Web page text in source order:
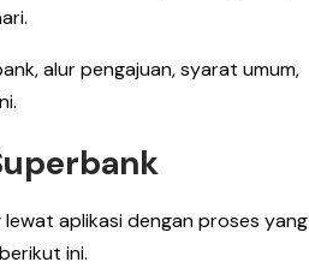
alur pengajuan, syarat umum,
aplikasi dengan proses yang
ini.